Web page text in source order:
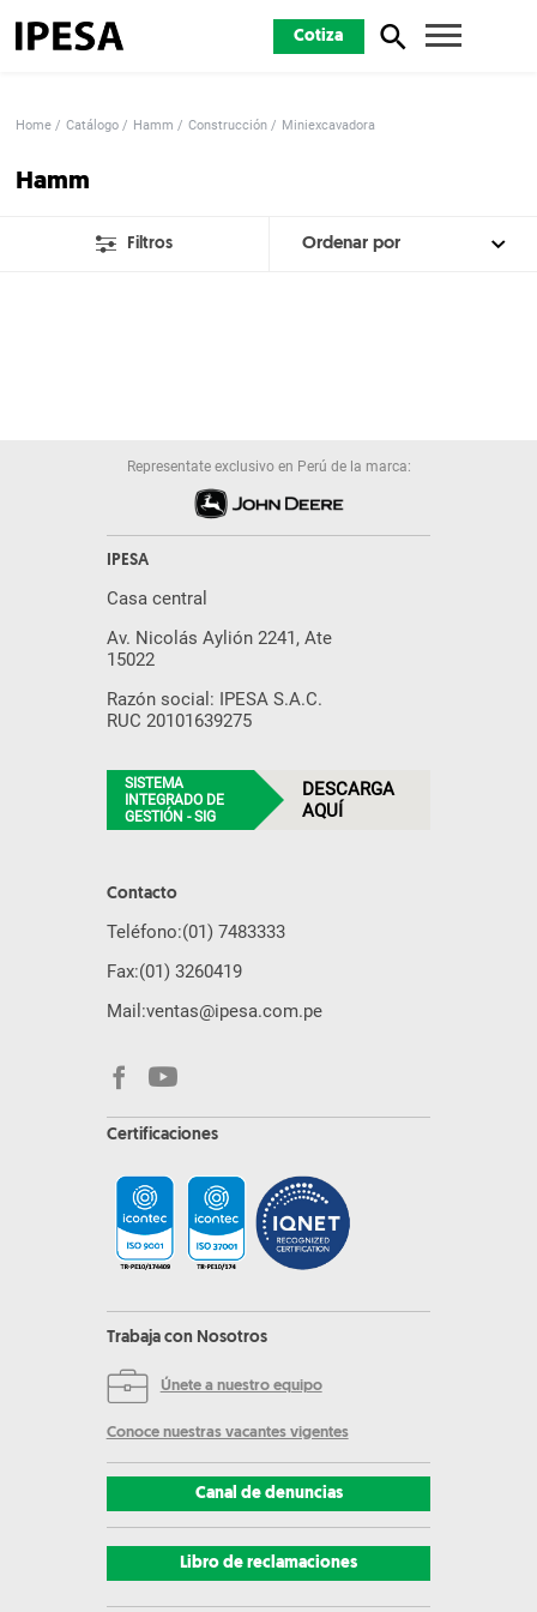
Cotiza
Home Catálogo Hamm Construcción Miniexcavadora
Hamm
Filtros
Representate exclusivo en Perú de la marca:
IPESA
Casa central
Av. Nicolás Aylión 2241, Ate
15022
Razón social: IPESA S.A.C.
RUC 20101639275
SISTEMA
INTEGRADO DE
GESTIÓN - SIG
DESCARGA
AQUÍ
Contacto
Teléfono:(01) 7483333
Fax:(01) 3260419
Mail:ventas@ipesa.com.pe
Certificaciones
Trabaja con Nosotros
Únete a nuestro equipo
Conoce nuestras vacantes vigentes
Canal de denuncias
Libro de reclamaciones